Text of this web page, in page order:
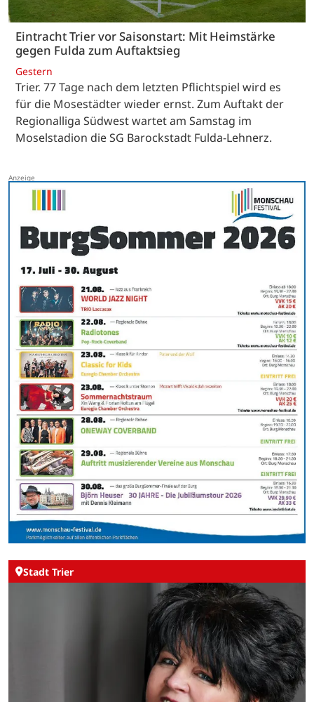
Eintracht Trier vor Saisonstart: Mit Heimstärke
gegen Fulda zum Auftaktsieg
Gestern
Trier. 77 Tage nach dem letzten Pflichtspiel wird es
für die Mosestädter wieder ernst. Zum Auftakt der
Regionalliga Südwest wartet am Samstag im
Moselstadion die SG Barockstadt Fulda-Lehnerz.
Stadt Trier